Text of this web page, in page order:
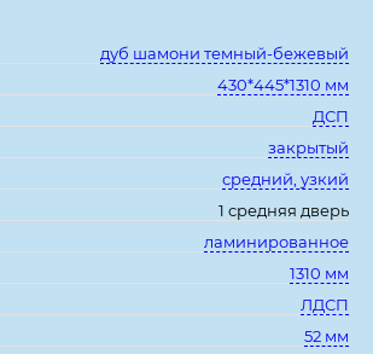
дуб шамони темный-бежевый
430*445*1310 мм
ДСП
закрытый
средний, узкий
1 средняя дверь
ламинированное
1310 мм
ЛДСП
52 мм